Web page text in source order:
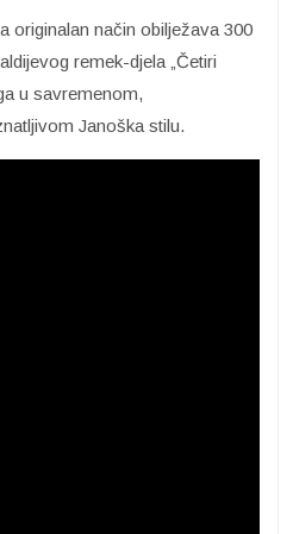
originalan način obilježava 300
remek-djela „Četiri
u savremenom,
Janoška stilu.